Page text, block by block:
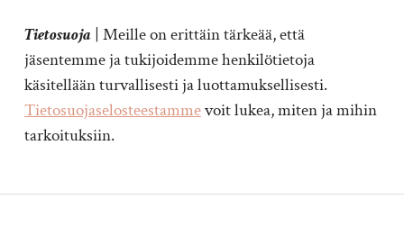
Tietosuoja| Meille on erittäin tärkeää, että
jäsentemme ja tukijoidemme henkilötietoja
käsitellään turvallisesti ja luottamuksellisesti.
Tietosuojaselosteestammevoit lukea, miten ja mihin
tarkoituksiin.